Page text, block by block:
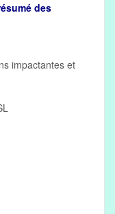
des
impactantes et